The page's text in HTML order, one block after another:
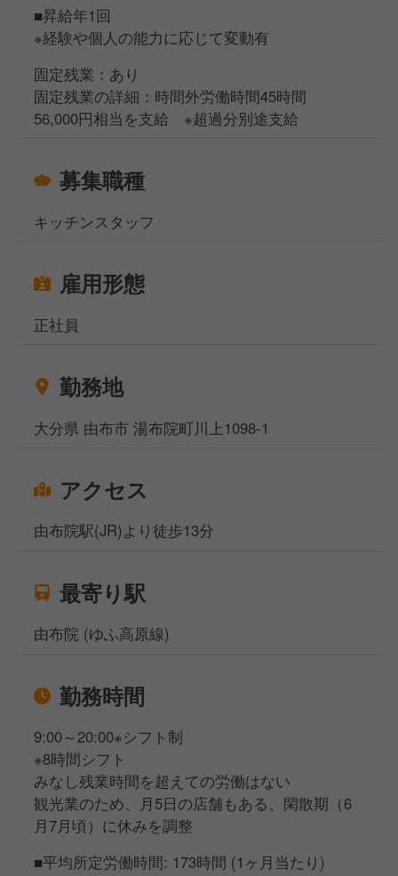
■昇給年1回
※経験や個人の能力に応じて変動有
固定残業：あり
固定残業の詳細：時間外労働時間45時間
56,000円相当を支給 ※超過分別途支給
募集職種
キッチンスタッフ
雇用形態
正社員
勤務地
大分県 由布市 湯布院町川上1098-1
アクセス
由布院駅(JR)より徒歩13分
最寄り駅
由布院 (ゆふ高原線)
勤務時間
9:00～20:00※シフト制
※8時間シフト
みなし残業時間を超えての労働はない
観光業のため、月5日の店舗もある、閑散期（6
月7月頃）に休みを調整
■平均所定労働時間: 173時間 (1ヶ月当たり)